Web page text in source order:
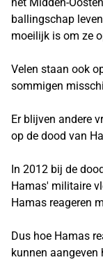
ballingschap
moeilijk is om ze
Velen staan ​​ook
sommigen
Er blijven andere
op de dood van
In 2012 bij de
Hamas' militaire
Hamas reageren
Dus hoe Hamas
kunnen aangeven